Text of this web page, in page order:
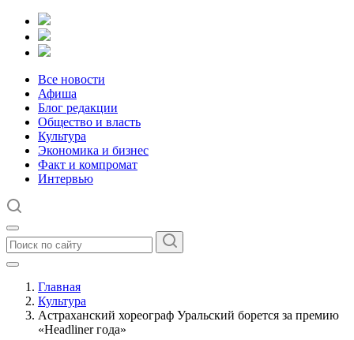
Все новости
Афиша
Блог редакции
Общество и власть
Культура
Экономика и бизнес
Факт и компромат
Интервью
Главная
Культура
Астраханский хореограф Уральский борется за премию
«Headliner года»